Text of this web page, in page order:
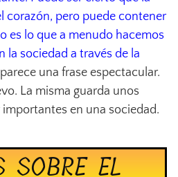
corazón, pero puede contener
es lo que a menudo hacemos
la sociedad a través de la
una frase espectacular.
La misma guarda unos
en una sociedad.
SOBRE EL